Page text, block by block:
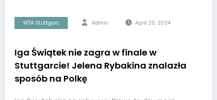
WTA Stuttgarc Admin April 20, 2024
Iga Świątek nie zagra w finale w
Stuttgarcie! Jelena Rybakina znalazła
sposób na Polkę